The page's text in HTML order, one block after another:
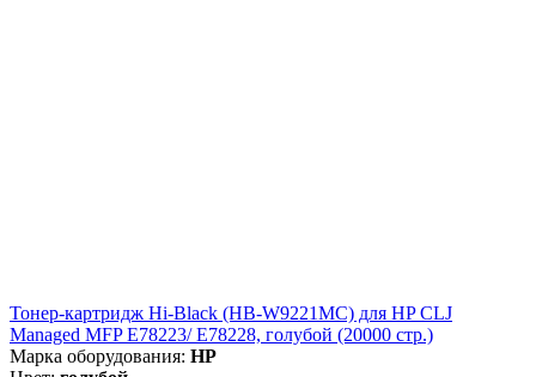
Тонер-картридж Hi-Black (HB-W9221MC) для HP CLJ
Managed MFP E78223/ E78228, голубой (20000 стр.)
Марка оборудования: HP